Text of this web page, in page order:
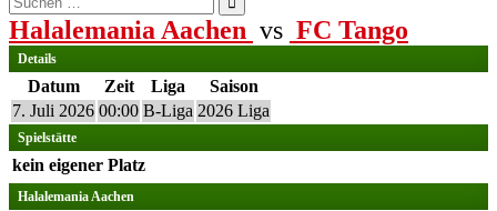
nach:
Halalemania Aachen vs FC Tango
Details
Datum Zeit Liga
Saison
7. Juli 2026 00:00 B-Liga 2026 Liga
Spielstätte
kein eigener Platz
Halalemania Aachen